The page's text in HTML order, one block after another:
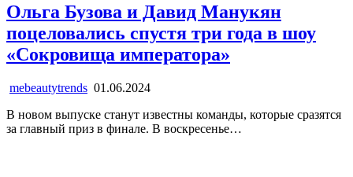
Ольга Бузова и Давид Манукян
поцеловались спустя три года в шоу
«Сокровища императора»
mebeautytrends 01.06.2024
В новом выпуске станут известны команды, которые сразятся
за главный приз в финале. В воскресенье…